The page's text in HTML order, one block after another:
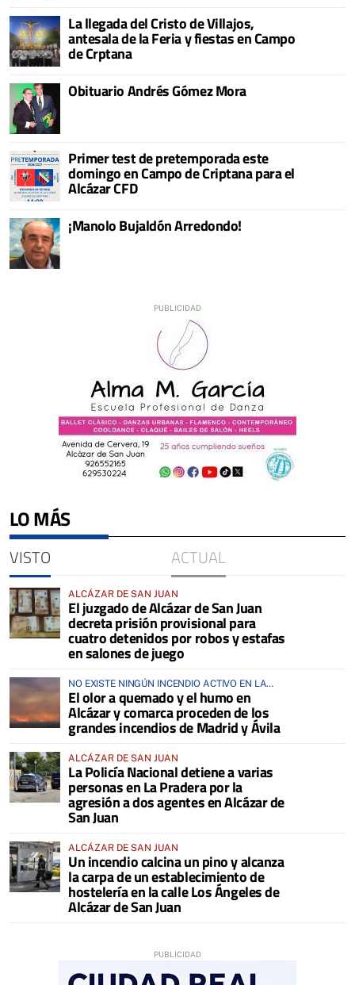
La llegada del Cristo de Villajos,
antesala de la Feria y fiestas en Campo
de Crptana
Obituario Andrés Gómez Mora
Primer test de pretemporada este
domingo en Campo de Criptana para el
Alcázar CFD
¡Manolo Bujaldón Arredondo!
LO MÁS
VISTO ACTUAL
ALCÁZAR DE SAN JUAN
El juzgado de Alcázar de San Juan
decreta prisión provisional para
cuatro detenidos por robos y estafas
en salones de juego
NO EXISTE NINGÚN INCENDIO ACTIVO EN LA
COMARCA
El olor a quemado y el humo en
Alcázar y comarca proceden de los
grandes incendios de Madrid y Ávila
ALCÁZAR DE SAN JUAN
La Policía Nacional detiene a varias
personas en La Pradera por la
agresión a dos agentes en Alcázar de
San Juan
ALCÁZAR DE SAN JUAN
Un incendio calcina un pino y alcanza
la carpa de un establecimiento de
hostelería en la calle Los Ángeles de
Alcázar de San Juan